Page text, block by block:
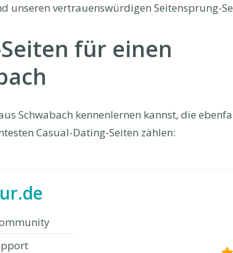
unseren vertrauenswürdigen Seitensprung-
für einen
Schwabach kennenlernen kannst, die
Casual-Dating-Seiten zählen: